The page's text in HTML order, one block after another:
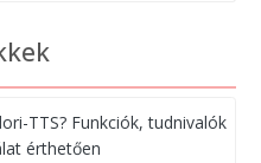
TTS? Funkciók, tudnivalók
érthetően